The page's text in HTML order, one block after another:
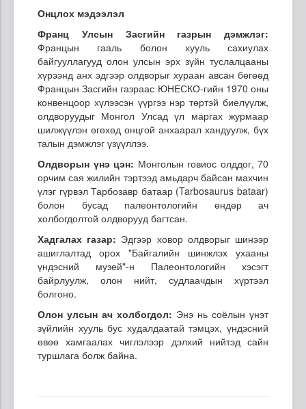
Онцлох мэдээлэл
Франц Улсын Засгийн газрын дэмжлэг:
Францын гааль болон хууль сахиулах
байгууллагууд олон улсын эрх зүйн туслалцааны
хүрээнд анх эдгээр олдворыг хураан авсан бөгөөд
Францын Засгийн газраас ЮНЕСКО-гийн 1970 оны
конвенцоор хүлээсэн үүргээ нэр төртэй биелүүлж,
олдворуудыг Монгол Улсад үл маргах журмаар
шилжүүлэн өгөхөд онцгой анхаарал хандуулж, бүх
талын дэмжлэг үзүүллээ.
Олдворын үнэ цэн: Монголын говиос олддог, 70
орчим сая жилийн тэртээд амьдарч байсан махчин
үлэг гүрвэл Тарбозавр батаар (Tarbosaurus bataar)
болон бусад палеонтологийн өндөр ач
холбогдолтой олдворууд багтсан.
Хадгалах газар: Эдгээр ховор олдворыг шинээр
ашиглалтад орох "Байгалийн шинжлэх ухааны
үндэсний музей"-н Палеонтологийн хэсэгт
байрлуулж, олон нийт, судлаачдын хүртээл
болгоно.
Олон улсын ач холбогдол: Энэ нь соёлын үнэт
зүйлийн хууль бус худалдаатай тэмцэх, үндэсний
өвөө хамгаалах чиглэлээр дэлхий нийтэд сайн
туршлага болж байна.